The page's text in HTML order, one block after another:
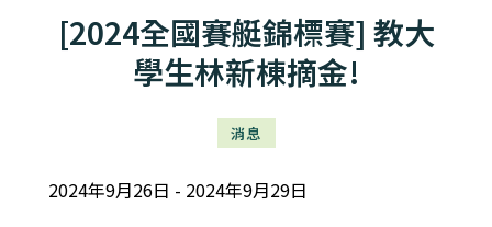
[2024全國賽艇錦標賽] 教大
學生林新棟摘金!
消息
2024年9月26日 2024年9月29日